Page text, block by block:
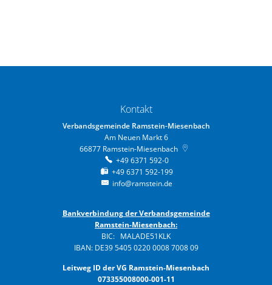
Kontakt
Verbandsgemeinde Ramstein-Miesenbach
Am Neuen Markt 6
66877 Ramstein-Miesenbach
+49 6371 592-0
+49 6371 592-199
info@ramstein.de
Bankverbindung der Verbandsgemeinde
Ramstein-Miesenbach:
BIC: MALADE51KLK
IBAN: DE39 5405 0220 0008 7008 09
Leitweg ID der VG Ramstein-Miesenbach
073355008000-001-11